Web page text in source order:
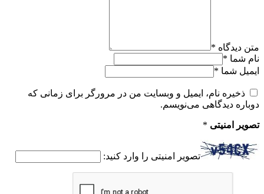
متن دیدگاه *
نام شما *
ایمیل شما *
ذخیره نام، ایمیل و وبسایت من در مرورگر برای زمانی که
دوباره دیدگاهی می‌نویسم.
تصویر امنیتی *
تصویر امنیتی را وارد کنید: